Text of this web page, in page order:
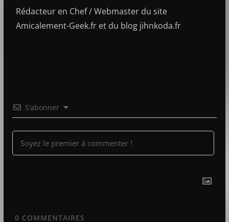
Rédacteur en Chef / Webmaster du site
Amicalement-Geek.fr et du blog jihnkoda.fr
S’abonner
0 COMMENTAIRES